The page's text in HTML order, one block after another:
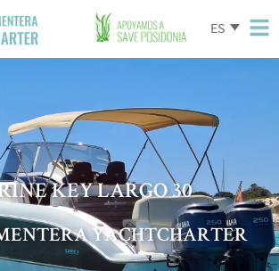
ES
KEY LARGO 30
YACHTCHARTER